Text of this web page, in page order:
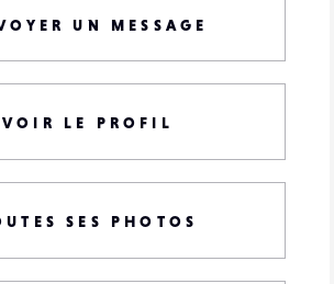
UN MESSAGE
VOIR LE PROFIL
SES PHOTOS